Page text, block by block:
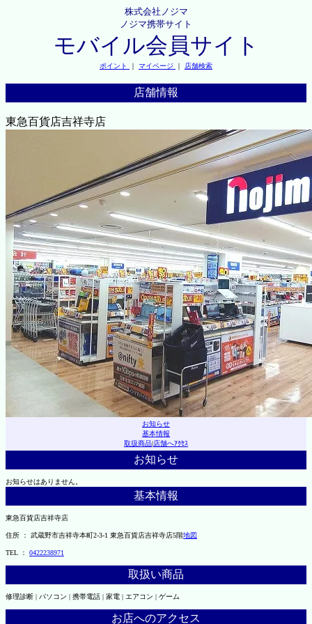
株式会社ノジマ
ノジマ携帯サイト
モバイル会員サイト
ポイント ｜ マイページ ｜ 店舗検索
店舗情報
東急百貨店吉祥寺店
お知らせ
基本情報
取扱商品|店舗へｱｸｾｽ
お知らせ
お知らせはありません。
基本情報
東急百貨店吉祥寺店
住所 ： 武蔵野市吉祥寺本町2-3-1 東急百貨店吉祥寺店5階地図
TEL ： 0422238971
取扱い商品
修理診断 | パソコン | 携帯電話 | 家電 | エアコン | ゲーム
お店へのアクセス